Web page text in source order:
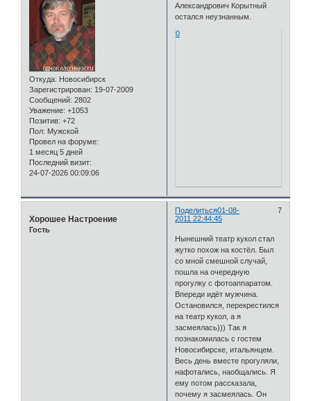
Откуда: Новосибирск
Зарегистрирован: 19-07-2009
Сообщений: 2802
Уважение: +1053
Позитив: +72
Пол: Мужской
Провел на форуме:
1 месяц 5 дней
Последний визит:
24-07-2026 00:09:06
Александрович Корытный
остался неузнанным.
0
Поделиться 7
01-08-
2011 22:44:45
Хорошее Настроение
Гость
Нынешний театр кукол стал
жутко похож на костёл. Был
со мной смешной случай,
пошла на очередную
прогулку с фотоаппаратом.
Впереди идёт мужчина.
Остановился, перекрестился
на театр кукол, а я
засмеялась))) Так я
познакомилась с гостем
Новосибирске, итальянцем.
Весь день вместе прогуляли,
нафотались, наобщались. Я
ему потом рассказала,
почему я засмеялась. Он